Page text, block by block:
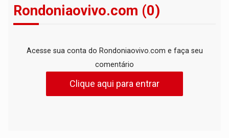
Rondoniaovivo.com (0)
Acesse sua conta do Rondoniaovivo.com e faça seu
comentário
Clique aqui para entrar